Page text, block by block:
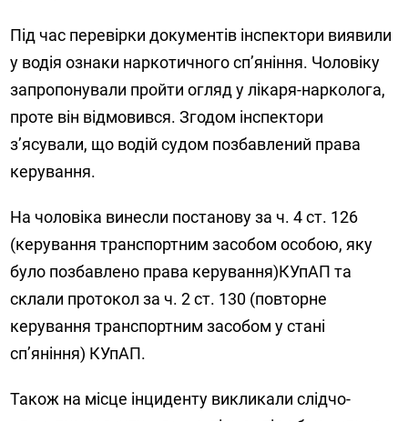
Під час перевірки документів інспектори виявили
у водія ознаки наркотичного сп’яніння. Чоловіку
запропонували пройти огляд у лікаря-нарколога,
проте він відмовився. Згодом інспектори
зʼясували, що водій судом позбавлений права
керування.
На чоловіка винесли постанову за ч. 4 ст. 126
(керування транспортним засобом особою, яку
було позбавлено права керування)КУпАП та
склали протокол за ч. 2 ст. 130 (повторне
керування транспортним засобом у стані
спʼяніння) КУпАП.
Також на місце інциденту викликали слідчо-